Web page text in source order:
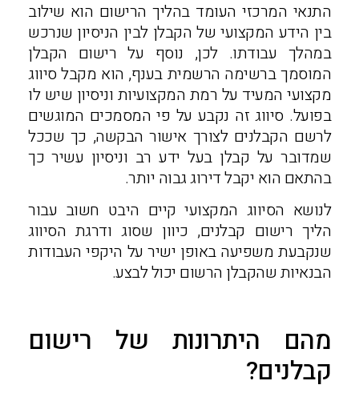
התנאי המרכזי העומד בהליך הרישום הוא שילוב
בין הידע המקצועי של הקבלן לבין הניסיון שנרכש
במהלך עבודתו. לכן, נוסף על רישום הקבלן
המוסמך ברשימה הרשמית בענף, הוא מקבל סיווג
מקצועי המעיד על רמת המקצועיות וניסיון שיש לו
בפועל. סיווג זה נקבע על פי המסמכים המוגשים
לרשם הקבלנים לצורך אישור הבקשה, כך שככל
שמדובר על קבלן בעל ידע רב וניסיון עשיר כך
בהתאם הוא יקבל דירוג גבוה יותר.
לנושא הסיווג המקצועי קיים היבט חשוב עבור
הליך רישום קבלנים, כיוון שסוג ודרגת הסיווג
שנקבעת משפיעה באופן ישיר על היקפי העבודות
הבנאיות שהקבלן הרשום יכול לבצע.
מהם היתרונות של רישום
קבלנים?